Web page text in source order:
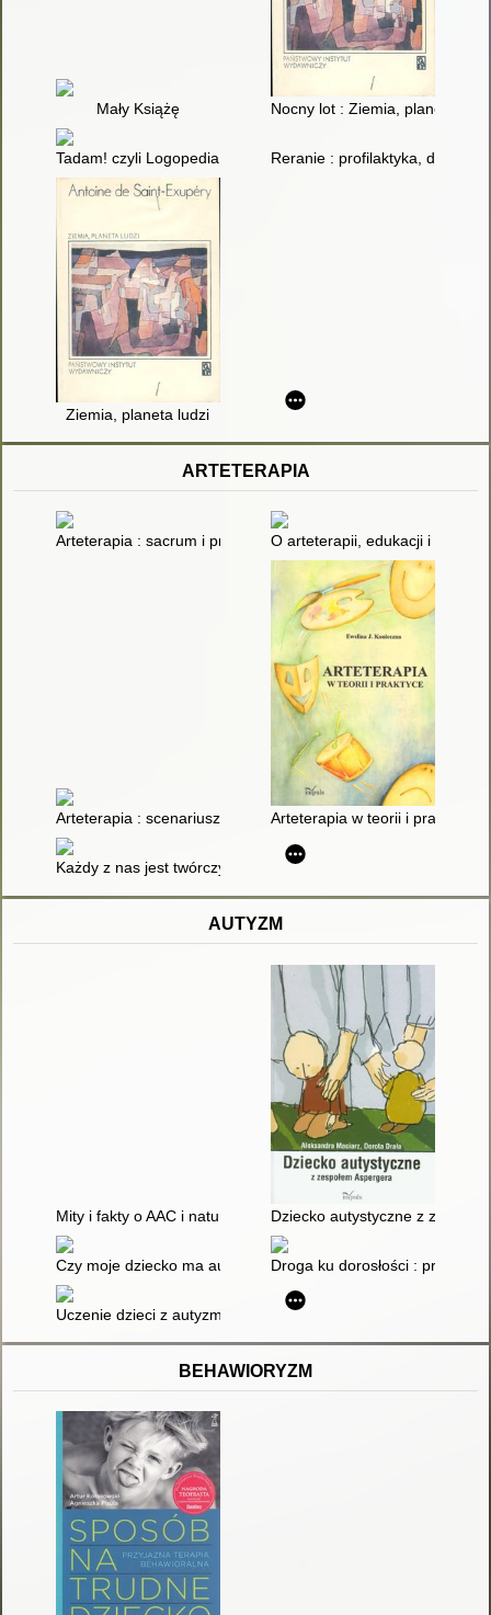
Mały Książę Nocny lot : Ziemia, planeta
Tadam! czyli Logopedia : gimnastyka języka
Reranie : profilaktyka,
Ziemia, planeta ludzi
ARTETERAPIA
Arteterapia : sacrum i profanumO arteterapii, edukacji i sztuce
Arteterapia : scenariusze zajęć Arteterapia w teorii i praktyce
Każdy z nas jest twórczy - scenariusz zajęc z elementami
AUTYZM
Mity i fakty o AAC i naturalnym rozwoju mowy
Dziecko autystyczne z
Czy moje dziecko ma autyzm? : jak rozpoznać
Droga ku dorosłości :
Uczenie dzieci z autyzmem prowadzenia konwersacji :
BEHAWIORYZM